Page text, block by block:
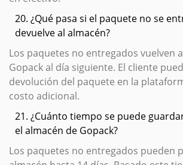
20. ¿Qué pasa si el paquete no se
devuelve al almacén?
Los paquetes no entregados vuelven
Gopack al día siguiente. El cliente
devolución del paquete en la
costo adicional.
21. ¿Cuánto tiempo se puede
el almacén de Gopack?
Los paquetes no entregados pueden